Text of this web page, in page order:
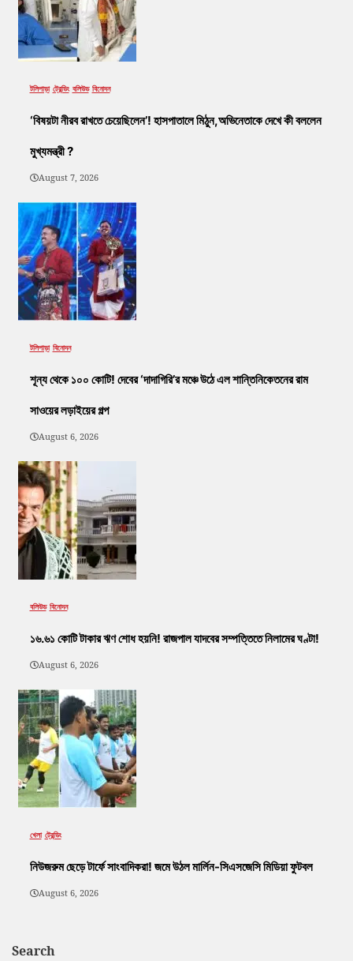
টলিপাড়া ট্রেন্ডিং বলিউড বিনোদন
‘বিষয়টা নীরব রাখতে চেয়েছিলেন’! হাসপাতালে মিঠুন,অভিনেতাকে দেখে কী বললেন
মুখ্যমন্ত্রী ?
August 7, 2026
টলিপাড়া বিনোদন
শূন্য থেকে ১০০ কোটি! দেবের ‘দাদাগিরি’র মঞ্চে উঠে এল শান্তিনিকেতনের রাম
সাওয়ের লড়াইয়ের গল্প
August 6, 2026
বলিউড বিনোদন
১৬.৬১ কোটি টাকার ঋণ শোধ হয়নি! রাজপাল যাদবের সম্পত্তিতে নিলামের ঘণ্টা!
August 6, 2026
খেলা ট্রেন্ডিং
নিউজরুম ছেড়ে টার্ফে সাংবাদিকরা! জমে উঠল মার্লিন-সিএসজেসি মিডিয়া ফুটবল
August 6, 2026
Search